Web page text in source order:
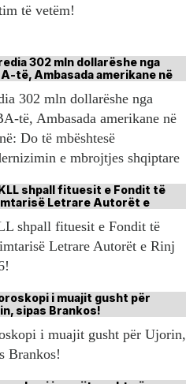
të vetëm!
302 mln dollarëshe nga
të, Ambasada amerikane në
Do të mbështesë
e mbrojtjes shqiptare
shpall fituesit e Fondit të
Letrare Autorët e Rinj
i muajit gusht për Ujorin,
Brankos!